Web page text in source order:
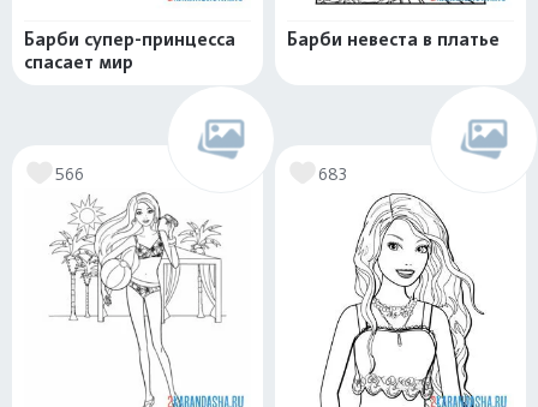
Барби супер-принцесса
спасает мир
Барби невеста в платье
566 683